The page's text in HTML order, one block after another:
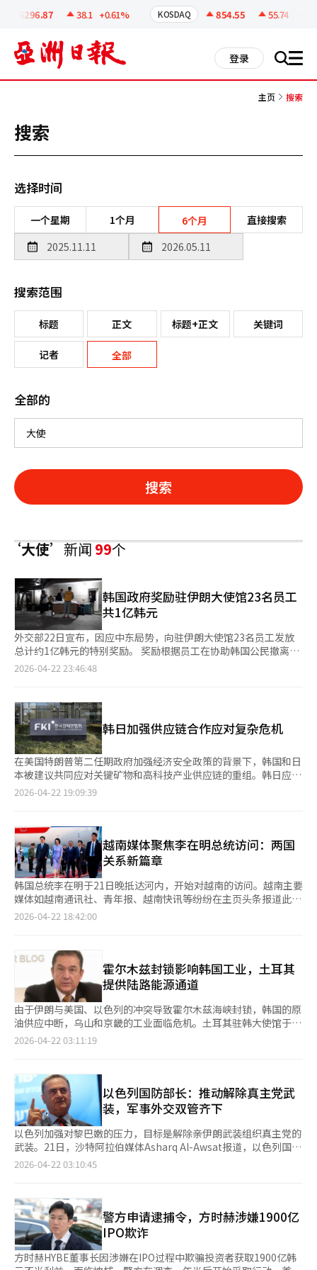
6296.87 38.1 +0.61% KOSDAQ 854.55 55.74
登录 搜 all
主页 搜索
搜索
选择时间
一个星期 1个月 6个月 直接搜索
搜索范围
标题 正文 标题+正文 关键词
记者 全部
全部的
搜索
‘大使’新闻99个
韩国政府奖励驻伊朗大使馆23名员工
共1亿韩元
外交部22日宣布，因应中东局势，向驻伊朗大使馆23名员工发放
总计约1亿韩元的特别奖励。 奖励根据员工在协助韩国公民撤离过
程中的工作量和风险暴露程度进行差异化发放，包括13名韩国籍员
朗家庭通过陆路撤离。 此外，外交部补充道：“员工们在危险环
境中每日确认滞留公民的安全，展现了卓越的奉献精神，取得了保
护海外公民的显著成效。” 李在明总统在14日的国务会议上询问
外交部长赵贤是否已对伊朗大使馆员工进行奖励，并嘱咐要妥善关
心。 ※ 本报道经人工智能（AI）系统翻译与编辑。
2026-04-22 23:46:48
韩日加强供应链合作应对复杂危机
在美国特朗普第二任期政府加强经济安全政策的背景下，韩国和日
本被建议共同应对关键矿物和高科技产业供应链的重组。韩日应通
过海外资源开发和多边合作平台，积极寻找共同项目，以在全球供
同举办了“复杂危机时代的韩日新经济合作研讨会”。此次研讨会
旨在寻找在快速变化的国际经济环境中韩日经济合作的新方向。韩
国产业通商部通商交涉本部长吕汉求在主题演讲中表示：“韩日两
国面临共同的挑战和不确定性。当前中东局势不稳，美中战略竞争
加剧，需要国家间灵活的联盟。”他补充道：“为了供应链合作，
基于韩日供应链伙伴关系协议（SCPA）的合作，以及地缘战略资
源合作论坛（FORGE）、国际能源署（IEA）等多边平台的合作至
关重要。”韩日两国一直致力于加强半导体等高科技产业合作和稀
则基于经济安全法进行国内稀土勘探和开发。吕本部长指出：“在
能源安全方面，为了在供应危机时迅速共同应对，需加强石油、天
然气等的相互储备和互换合作。”韩国拥有世界最大的储存基础设
施，而日本则运作超过国内需求的余量，预计会产生协同效应。实
际上，今年3月，韩国天然气公司与日本最大LNG企业JERA签署
了“LNG供应合作协议”，承诺推进LNG互换等合作。韩国对外经
济政策研究院副院长安成培强调：“韩日两国需要扩大在第三国的
矿产开发和基础设施投资等共同项目。”他指出，韩日已在镍、
长解释说，多边合作平台关键矿物协议（ATCM）未来可能左右价
格机制、投资标准和供应链规范，因此韩日合作至关重要。安副院
长还表示：“韩日降低对锂、石墨、稀土等主要矿物的特定国家依
赖是紧迫任务。在关键矿物领域，精炼和加工阶段对特定国家的依
赖度高，导致两国都暴露在供应链风险中，因此需要围绕关键矿
物、半导体、能源等战略产业实现供应链多元化。”亚洲大学教授
久野新表示：“在半导体、电池、关键矿物等战略产业中，降低对
特定国家的依赖，并建立危机时可共同应对的体系最为重要。”他
间的穿梭外交，不仅促进了贸易和投资的扩大，还在经济安全、高
科技、供应链稳定、国际规范形成等广泛领域深化了合作。”他强
调：“重要的是这些外交成果能转化为实际的经济成果。”※ 本
报道经人工智能（AI）系统翻译与编辑。
2026-04-22 19:09:39
越南媒体聚焦李在明总统访问：两国
关系新篇章
韩国总统李在明于21日晚抵达河内，开始对越南的访问。越南主要
媒体如越南通讯社、青年报、越南快讯等纷纷在主页头条报道此
事，显示出当地的高度关注。青年报强调，这是李在明总统上任后
妇抵达内排机场的场景，并展示了多张照片。越南快讯详细介绍了
随行代表团，包括副总理兼科学技术信息通信部长裴庆勋、外交部
长赵贤、产业通商资源部长金正官等。还介绍了李总统的背景，他
毕业于中央大学法学系，曾任城南市长、京畿道知事、国会议员、
民主党代表。《青年报》关注此次访问的外交意义，报道指出这次
会晤将成为两国领导人之间深化关系和信任的历史性里程碑。李总
统还与韩国主要企业集团的领导人一同出访，包括SK集团会长崔
泰源、三星电子会长李在镕等。经济专业媒体VnEconomy深入分
两国关系新发展阶段的战略锚点。目前，韩国是越南最大的外国投
资国，累计投资额约850亿至900亿美元。去年两国贸易额估计为
900亿至950亿美元。大使还表示，若从资本和劳动力依赖型合作
转向以半导体、人工智能和高科技产业为中心的技术创新合作，到
2030年实现1500亿美元的贸易目标是可能的。媒体还提到，明年
在越南富国岛举行的亚太经合组织（APEC）峰会将成为两国在数
字经济、绿色增长和可持续供应链领域加强合作的契机。※ 本报
道经人工智能（AI）系统翻译与编辑。
2026-04-22 18:42:00
霍尔木兹封锁影响韩国工业，土耳其
提供陆路能源通道
由于伊朗与美国、以色列的冲突导致霍尔木兹海峡封锁，韩国的原
油供应中断，乌山和京畿的工业面临危机。土耳其驻韩大使馆于21
日召开紧急简报会，提出通过土耳其的陆路能源通道解决方案。大
线。塔梅尔指出，波斯湾的动荡揭示了全球经济的脆弱性。塔梅尔
表示，韩国应迅速转向土耳其的能源网络，以应对海上封锁带来的
供应链中断。他提到土耳其的TANAP和“土耳其流”管道网络，
强调其在地中海和欧洲市场的稳定性。塔梅尔警告说，物资流动的
中断将对双方造成破坏性影响。他呼吁韩国企业将土耳其视为战略
生产和物流中心，而不仅仅是市场。温特兹强调土耳其的经济活力
和与欧盟的关税同盟，为韩国企业提供了有利的投资环境。她指
出，土耳其在无人机领域的出口增长，显示了在国防和绿色能源领
电站项目。塔梅尔称其为“百年伙伴关系”，并强调这些项目对修
复战争创伤的重要性。多安表示，土耳其大使馆始终准备与韩国媒
体沟通，强调土耳其在韩国的开放态度。土耳其计划通过杰伊汉港
口提供伊拉克石油的替代方案，并计划在未来几个月内将运输能力
提高到每日35万桶。※ 本报道经人工智能（AI）系统翻译与编
辑。
2026-04-22 03:11:19
以色列国防部长：推动解除真主党武
装，军事外交双管齐下
以色列加强对黎巴嫩的压力，目标是解除亲伊朗武装组织真主党的
武装。21日，沙特阿拉伯媒体Asharq Al-Awsat报道，以色列国防
部长卡茨表示，行动目标是解除真主党的武装，消除对以色列北部
尽管进行谈判，以色列仍将继续在南黎巴嫩的军事行动和缓冲区建
设。以色列加强了现场控制。20日，路透社报道，以色列限制南黎
巴嫩21个村庄和利塔尼河附近地区的居民进入，并加强了军队驻
扎，称这是为了防止真主党重新渗透。美国正在调解以色列和黎巴
嫩之间的谈判。路透社称，双方将于23日在华盛顿举行第二次大使
2026-04-22 03:10:45
警方申请逮捕令，方时赫涉嫌1900亿
IPO欺诈
方时赫HYBE董事长因涉嫌在IPO过程中欺骗投资者获取1900亿韩